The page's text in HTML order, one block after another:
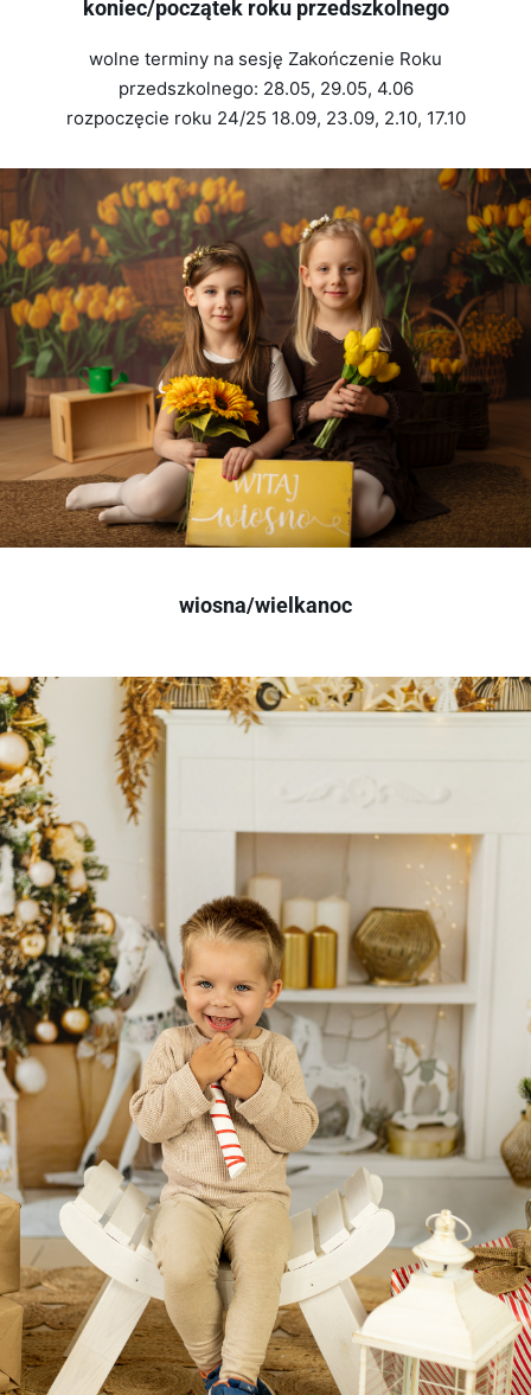
koniec/początek roku przedszkolnego
wolne terminy na sesję Zakończenie Roku
przedszkolnego: 28.05, 29.05, 4.06
rozpoczęcie roku 24/25 18.09, 23.09, 2.10, 17.10
wiosna/wielkanoc